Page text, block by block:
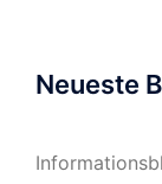
Neueste